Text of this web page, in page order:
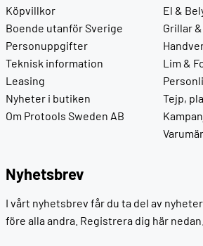
Köpvillkor
Boende utanför Sverige
Personuppgifter
Teknisk information
Leasing
Nyheter i butiken
Om Protools Sweden AB
El &
Grillar
Lim &
Tejp,
Nyhetsbrev
I vårt nyhetsbrev får du ta del av
före alla andra. Registrera dig här nedan.